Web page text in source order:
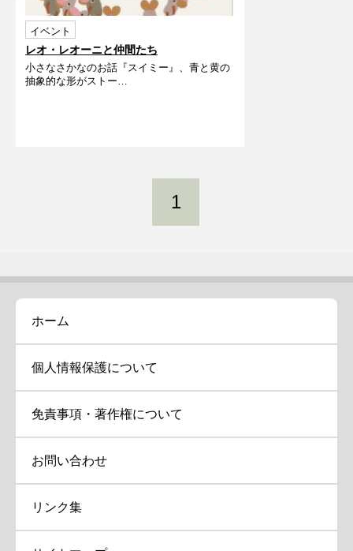
イベント
レオ・レオーニと仲間たち
小さなさかなのお話『スイミー』、青と黄の
抽象的な形がストー…
1
ホーム
個人情報保護について
免責事項・著作権について
お問い合わせ
リンク集